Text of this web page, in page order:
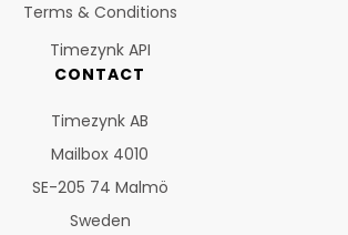
Terms & Conditions
Timezynk API
CONTACT
Timezynk AB
Mailbox 4010
SE-205 74 Malmö
Sweden